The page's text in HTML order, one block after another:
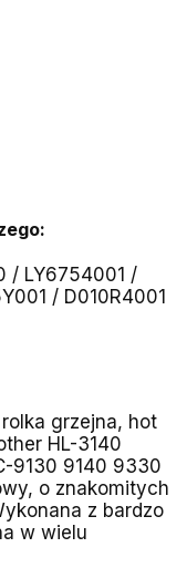
/ LY6754001 /
/ D010R4001
grzejna, hot
HL-3140
9130 9140 9330
o znakomitych
z bardzo
w wielu